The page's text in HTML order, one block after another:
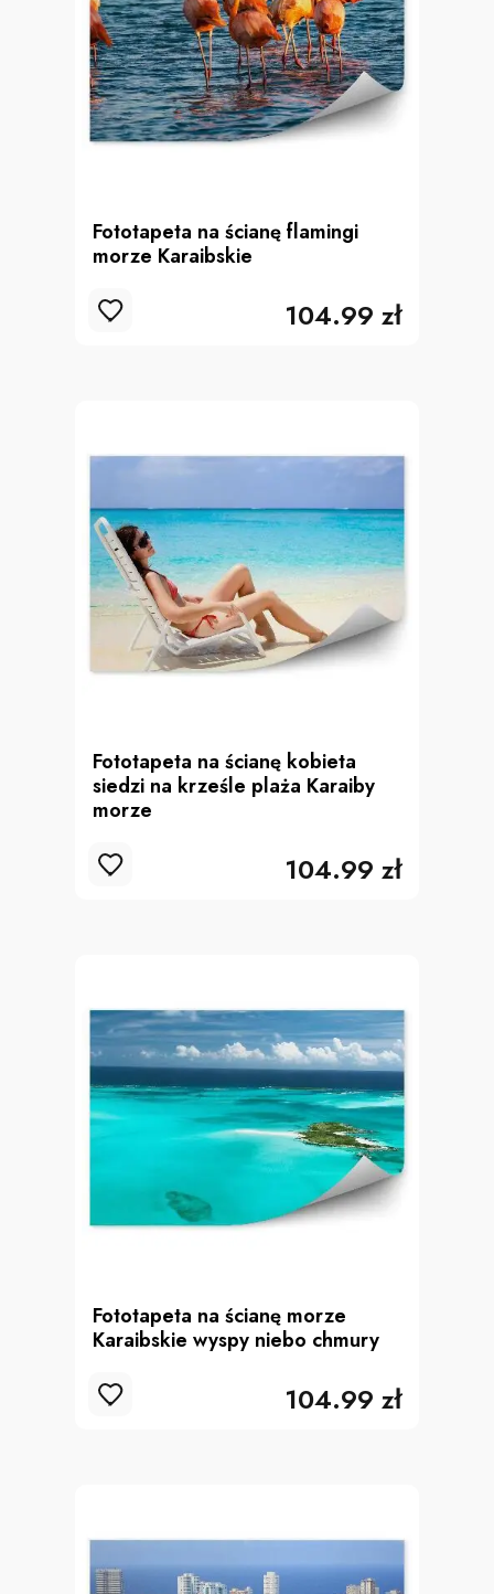
Fototapeta na ścianę flamingi
morze Karaibskie
104.99 zł
Fototapeta na ścianę kobieta
siedzi na krześle plaża Karaiby
morze
104.99 zł
Fototapeta na ścianę morze
Karaibskie wyspy niebo chmury
104.99 zł